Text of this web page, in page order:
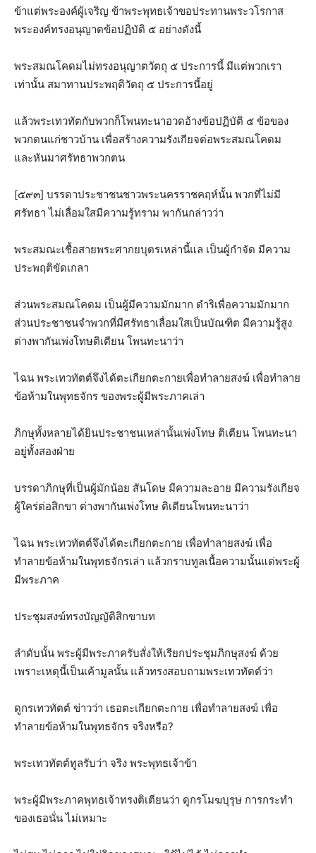
ข้าแต่พระองค์ผู้เจริญ ข้าพระพุทธเจ้าขอประทานพระวโรกาส
พระองค์ทรงอนุญาตข้อปฏิบัติ ๕ อย่างดังนี้
พระสมณโคดมไม่ทรงอนุญาตวัตถุ ๕ ประการนี้ มีแต่พวกเรา
เท่านั้น สมาทานประพฤติวัตถุ ๕ ประการนี้อยู่
แล้วพระเทวทัตกับพวกก็โพนทะนาอวดอ้างข้อปฏิบัติ ๕ ข้อของ
พวกตนแก่ชาวบ้าน เพื่อสร้างความรังเกียจต่อพระสมณโคดม
และหันมาศรัทธาพวกตน
[๕๙๓] บรรดาประชาชนชาวพระนครราชคฤห์นั้น พวกที่ไม่มี
ศรัทธา ไม่เลื่อมใสมีความรู้ทราม พากันกล่าวว่า
พระสมณะเชื้อสายพระศากยบุตรเหล่านี้แล เป็นผู้กำจัด มีความ
ประพฤติขัดเกลา
ส่วนพระสมณโคดม เป็นผู้มีความมักมาก ดำริเพื่อความมักมาก
ส่วนประชาชนจำพวกที่มีศรัทธาเลื่อมใสเป็นบัณฑิต มีความรู้สูง
ต่างพากันเพ่งโทษติเตียน โพนทะนาว่า
ไฉน พระเทวทัตต์จึงได้ตะเกียกตะกายเพื่อทำลายสงฆ์ เพื่อทำลาย
ข้อห้ามในพุทธจักร ของพระผู้มีพระภาคเล่า
ภิกษุทั้งหลายได้ยินประชาชนเหล่านั้นเพ่งโทษ ติเตียน โพนทะนา
อยู่ทั้งสองฝ่าย
บรรดาภิกษุที่เป็นผู้มักน้อย สันโดษ มีความละอาย มีความรังเกียจ
ผู้ใคร่ต่อสิกขา ต่างพากันเพ่งโทษ ติเตียนโพนทะนาว่า
ไฉน พระเทวทัตต์จึงได้ตะเกียกตะกาย เพื่อทำลายสงฆ์ เพื่อ
ทำลายข้อห้ามในพุทธจักรเล่า แล้วกราบทูลเนื้อความนั้นแด่พระผู้
มีพระภาค
ประชุมสงฆ์ทรงบัญญัติสิกขาบท
ลำดับนั้น พระผู้มีพระภาครับสั่งให้เรียกประชุมภิกษุสงฆ์ ด้วย
เพราะเหตุนี้เป็นเค้ามูลนั้น แล้วทรงสอบถามพระเทวทัตต์ว่า
ดูกรเทวทัตต์ ข่าวว่า เธอตะเกียกตะกาย เพื่อทำลายสงฆ์ เพื่อ
ทำลายข้อห้ามในพุทธจักร จริงหรือ?
พระเทวทัตต์ทูลรับว่า จริง พระพุทธเจ้าข้า
พระผู้มีพระภาคพุทธเจ้าทรงติเตียนว่า ดูกรโมฆบุรุษ การกระทำ
ของเธอนั่น ไม่เหมาะ